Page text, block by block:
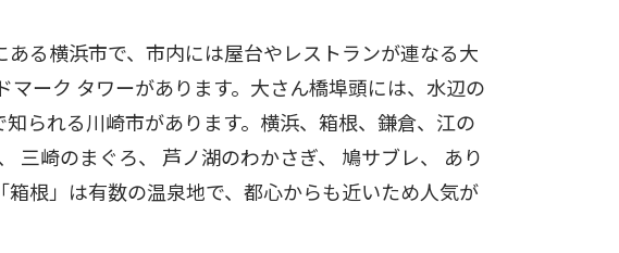
る横浜市で、市内には屋台やレストランが連なる大
ーク タワーがあります。大さん橋埠頭には、水辺の
られる川崎市があります。横浜、箱根、鎌倉、江の
三崎のまぐろ、 芦ノ湖のわかさぎ、 鳩サブレ、 あり
根」は有数の温泉地で、都心からも近いため人気が